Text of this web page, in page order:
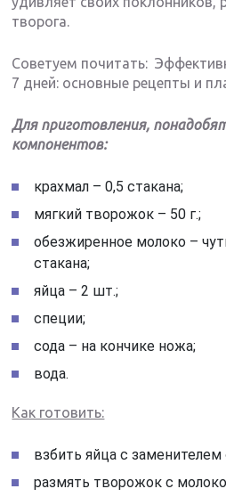
творога.
Советуем почитать:
7 дней: основные рецепты и
Для приготовления,
компонентов:
крахмал – 0,5 стакана;
мягкий творожок – 50 г.;
обезжиренное молоко –
стакана;
яйца – 2 шт.;
специи;
сода – на кончике ножа;
вода.
Как готовить:
взбить яйца с заменителем
размять творожок с